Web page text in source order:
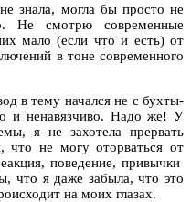
знала, могла бы просто не
Не смотрю современные
мало (если что и есть) от
в тоне современного
в тему начался не с бухты-
и ненавязчиво. Надо же! У
я не захотела прервать
что не могу оторваться от
поведение, привычки
что я даже забыла, что это
на моих глазах.